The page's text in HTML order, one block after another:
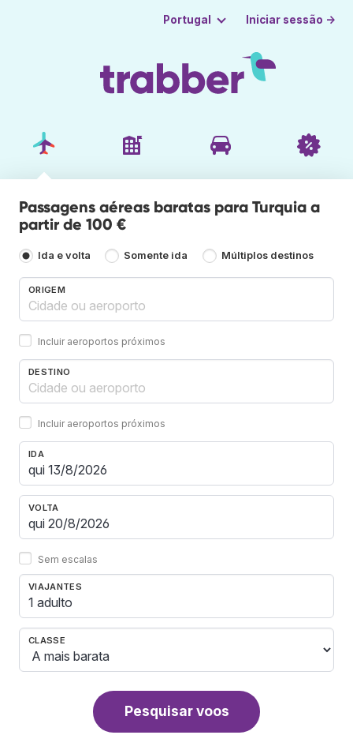
Portugal Iniciar sessão →
Passagens aéreas baratas para Turquia a
partir de 100 €
Ida e volta Somente ida Múltiplos destinos
ORIGEM
Incluir aeroportos próximos
DESTINO
Incluir aeroportos próximos
IDA
VOLTA
Sem escalas
VIAJANTES
1 adulto
CLASSE
Pesquisar voos